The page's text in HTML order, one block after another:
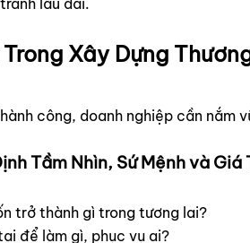
Xây Dựng
công, doanh nghiệp cần nắm
Tầm Nhìn, Sứ Mệnh và Giá
trở thành gì trong tương lai?
để làm gì, phục vụ ai?